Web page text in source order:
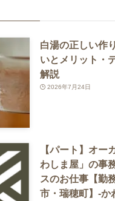
白湯の正しい作
いとメリット・
解説
2026年7月24日
【パート】オー
わしま屋」の事
スのお仕事【勤
市・瑞穂町】-か